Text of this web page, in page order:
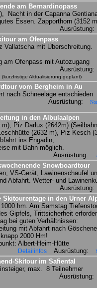
am Bernardinopass
Nacht in der Capanna
Essen. Zapporthorn (3152
Ausrüstung:
am Ofenpass
Vallatscha mit Überschreitung.
am Ofenpass mit Autozugang
Ausrüstung:
(kurzfristige Aktualisierung geplant)
vom Bergheim in Au
nach Schneelage entschieden
Ausrüstung:
in den Albulaalpen
m), Piz Darlux (2642m)
(2632 m), Piz Kesch
ins Engadin,
mit Bahn möglich.
Ausrüstung:
Snowboardtour
VS-Gerät, Lawinenschaufel
Abfahrt. Wetter- und
Ausrüstung:
Skitourentage in den Urner
hm. Am Samstag
Gipfels, Trittsicherheit
bei guten Verhältnissen:
mit Abfahrt nach
knapp 2000 Hm!
Albert-Heim-Hütte
Detailinfos Ausrüstung:
Skitour im Safiental
max. 8 Teilnehmer
Ausrüstung: